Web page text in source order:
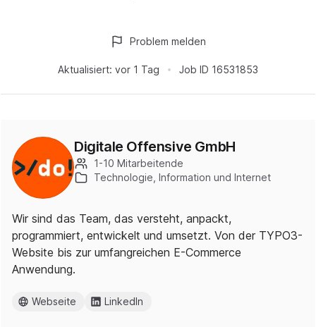
Aktualisiert: vor 1 Tag Job ID 16531853
Problem melden
Digitale Offensive GmbH
1-10 Mitarbeitende
Technologie, Information und Internet
Wir sind das Team, das versteht, anpackt,
programmiert, entwickelt und umsetzt. Von der TYPO3-
Website bis zur umfangreichen E-Commerce
Anwendung.
Webseite LinkedIn